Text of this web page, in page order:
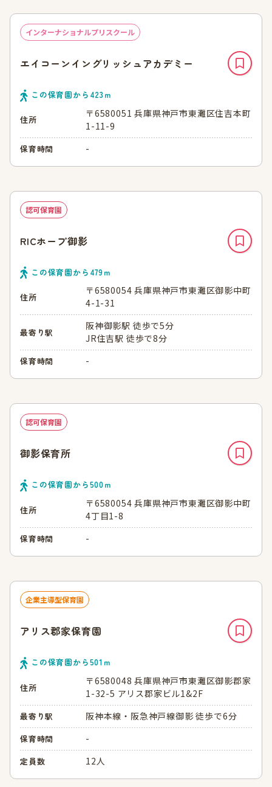
インターナショナルプリスクール
エイコーンイングリッシュアカデミー
この保育園から 423ｍ
住所
〒6580051 兵庫県神戸市東灘区住吉本町
1-11-9
保育時間 -
認可保育園
RICホープ御影
この保育園から 479ｍ
住所
〒6580054 兵庫県神戸市東灘区御影中町
4-1-31
最寄り駅
阪神御影駅 徒歩で5分
JR住吉駅 徒歩で8分
保育時間 -
認可保育園
御影保育所
この保育園から500ｍ
住所
〒6580054 兵庫県神戸市東灘区御影中町
4丁目1-8
保育時間 -
企業主導型保育園
アリス郡家保育園
この保育園から501 ｍ
住所
〒6580048 兵庫県神戸市東灘区御影郡家
1-32-5 アリス郡家ビル1&2F
最寄り駅 阪神本線・阪急神戸線御影 徒歩で6分
保育時間 -
定員数 12人